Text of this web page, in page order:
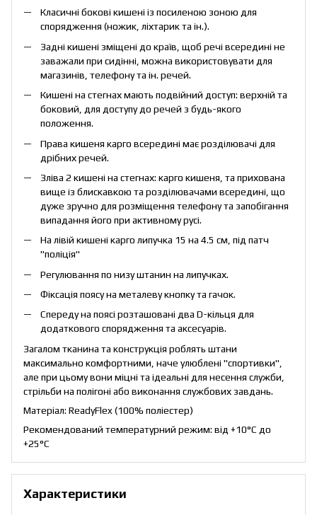
Класичні бокові кишені із посиленою зоною для
спорядження (ножик, ліхтарик та ін.).
Задні кишені зміщені до країв, щоб речі всередині не
заважали при сидінні, можна використовувати для
магазинів, телефону та ін. речей.
Кишені на стегнах мають подвійний доступ: верхній та
боковий, для доступу до речей з будь-якого
положення.
Права кишеня карго всередині має розділювачі для
дрібних речей.
Зліва 2 кишені на стегнах: карго кишеня, та прихована
вище із блискавкою та розділювачами всередині, що
дуже зручно для розміщення телефону та запобігання
випадання його при активному русі.
На лівій кишені карго липучка 15 на 4.5 см, під патч
"поліція"
Регулювання по низу штанин на липучках.
Фіксація поясу на металеву кнопку та гачок.
Спереду на поясі розташовані два D-кільця для
додаткового спорядження та аксесуарів.
Загалом тканина та конструкція роблять штани
максимально комфортними, наче улюблені "спортивки",
але при цьому вони міцні та ідеальні для несення служби,
стрільби на полігоні або виконання службових завдань.
Матеріал: ReadyFlex (100% поліестер)
Рекомендований температурний режим: від +10°C до
+25°C
Характеристики